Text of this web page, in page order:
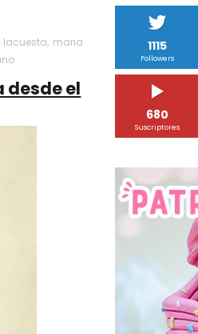
lacuesta, maria
desde el
1115
Followers
680
Suscriptores